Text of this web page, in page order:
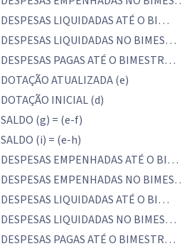
DESPESAS LIQUIDADAS ATÉ O BI…
DESPESAS LIQUIDADAS NO BIMES…
DESPESAS PAGAS ATÉ O BIMESTR…
DOTAÇÃO ATUALIZADA (e)
DOTAÇÃO INICIAL (d)
SALDO (g) = (e-f)
SALDO (i) = (e-h)
DESPESAS EMPENHADAS ATÉ O BI…
DESPESAS EMPENHADAS NO
DESPESAS LIQUIDADAS ATÉ O BI…
DESPESAS LIQUIDADAS NO BIMES…
DESPESAS PAGAS ATÉ O BIMESTR…